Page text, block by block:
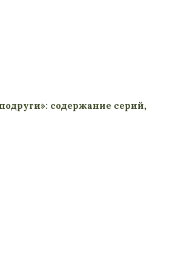
содержание серий,